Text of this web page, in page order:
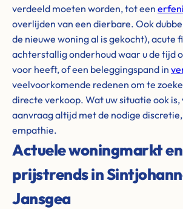
verdeeld moeten worden, tot een
overlijden van een dierbare. Ook
de nieuwe woning al is gekocht), acute
achterstallig onderhoud waar u de tijd
voor heeft, of een beleggingspand in
veelvoorkomende redenen om te
directe verkoop. Wat uw situatie ook
aanvraag altijd met de nodige
empathie.
Actuele woningmarkt en
prijstrends in
Jansgea